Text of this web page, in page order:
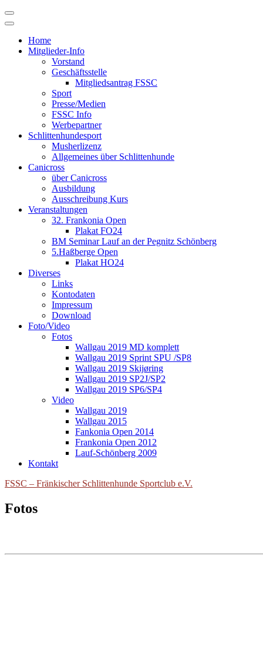
Skip
to
Home
Mitglieder-Info
Vorstand
Geschäftsstelle
Mitgliedsantrag FSSC
Sport
Presse/Medien
FSSC Info
Werbepartner
Schlittenhundesport
Musherlizenz
Allgemeines über Schlittenhunde
Canicross
über Canicross
Ausbildung
Ausschreibung Kurs
Veranstaltungen
32. Frankonia Open
Plakat FO24
BM Seminar Lauf an der Pegnitz Schönberg
5.Haßberge Open
Plakat HO24
Diverses
Links
Kontodaten
Impressum
Download
Foto/Video
Fotos
Wallgau 2019 MD komplett
Wallgau 2019 Sprint SPU /SP8
Wallgau 2019 Skijøring
Wallgau 2019 SP2J/SP2
Wallgau 2019 SP6/SP4
Video
Wallgau 2019
Wallgau 2015
Fankonia Open 2014
Frankonia Open 2012
Lauf-Schönberg 2009
Kontakt
FSSC – Fränkischer Schlittenhunde Sportclub e.V.
Fotos